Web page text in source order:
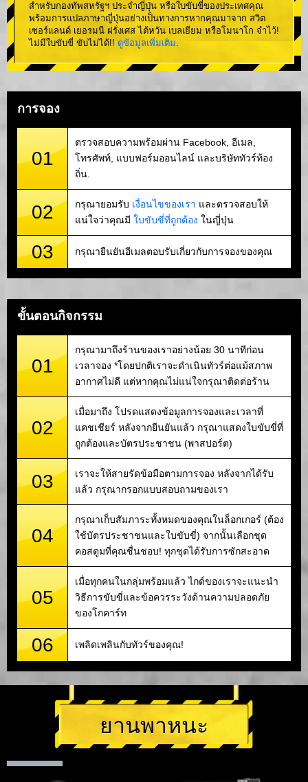
สำหรับกองทัพสหรัฐฯ ประจำญี่ปุ่น หรือใบขับขี่ของประเทศคุณ
พร้อมการแปลภาษาญี่ปุ่นอย่างเป็นทางการหากคุณมาจาก สวิต
เซอร์แลนด์ เยอรมนี ฝรั่งเศส ไต้หวัน เบลเยียม หรือโมนาโก จำไว้!
ไม่มีใบขับขี่ ขับไม่ได้!! ดูข้อมูลเพิ่มเติม.
การจอง
01
ตรวจสอบความพร้อมผ่าน Facebook, อีเมล,
โทรศัพท์, แบบฟอร์มออนไลน์ และบริษัททัวร์ท้อง
ถิ่น.
02 กรุณายอมรับ เงื่อนไขของเรา และตรวจสอบให้
แน่ใจว่าคุณมี ใบขับขี่ที่ถูกต้อง ในญี่ปุ่น
03 กรุณายืนยันอีเมลตอบรับเกี่ยวกับการจองของคุณ
ขั้นตอนกิจกรรม
01
กรุณามาถึงร้านของเราอย่างน้อย 30 นาทีก่อน
เวลาจอง *โดยปกติเราจะดำเนินทัวร์ต่อแม้สภาพ
อากาศไม่ดี แต่หากคุณไม่แน่ใจกรุณาติดต่อร้าน
02
เมื่อมาถึง โปรดแสดงข้อมูลการจองและเวลาที่
แคชเชียร์ หลังจากยืนยันแล้ว กรุณาแสดงใบขับขี่ที่
ถูกต้องและบัตรประชาชน (พาสปอร์ต)
03
เราจะให้สายรัดข้อมือตามการจอง หลังจากได้รับ
แล้ว กรุณากรอกแบบสอบถามของเรา
04
กรุณาเก็บสัมภาระทั้งหมดของคุณในล็อกเกอร์ (ต้อง
ใช้บัตรประชาชนและใบขับขี่) จากนั้นเลือกชุด
คอสตูมที่คุณชื่นชอบ! ทุกชุดได้รับการซักสะอาด
05
เมื่อทุกคนในกลุ่มพร้อมแล้ว ไกด์ของเราจะแนะนำ
วิธีการขับขี่และข้อควรระวังด้านความปลอดภัย
ของโกคาร์ท
06 เพลิดเพลินกับทัวร์ของคุณ!
ยานพาหนะ